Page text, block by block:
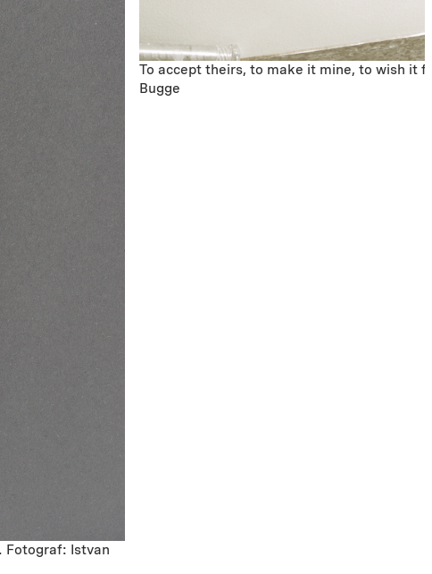
Fotograf: Istvan
To accept theirs, to make it mine, to wish it
Bugge